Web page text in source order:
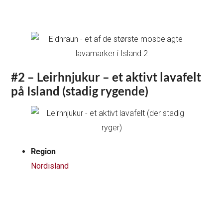
#2 – Leirhnjukur – et aktivt lavafelt
på Island (stadig rygende)
Region
Nordisland